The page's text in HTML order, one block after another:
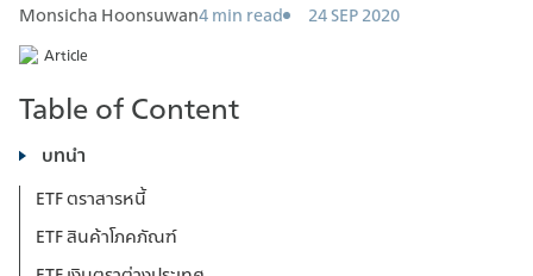
Monsicha Hoonsuwan4 min read 24 SEP 2020
Article
Table of Content
บทนำ
ETF ตราสารหนี้
ETF สินค้าโภคภัณฑ์